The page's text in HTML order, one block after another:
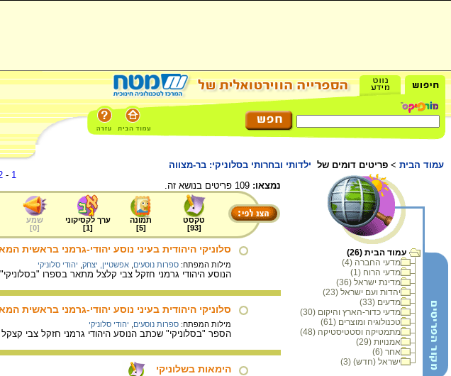
עמוד הבית > פריטים דומים של ילדותי ובחרותי בסלוניקי: בר-מצווה
עמוד הבית (26)
מדעי החברה (4)
מדעי הרוח (1)
מדינת ישראל (36)
יהדות ועם ישראל (23)
מדעים (33)
מדעי כדור-הארץ והיקום (30)
טכנולוגיה ומוצרים (61)
מתמטיקה וסטטיסטיקה (48)
אמנויות (29)
אחר (6)
ישראל (חדש) (3)
1
-
נמצאו:
טקסט
[
93
]
תמונה
[
5
]
ערך לקסיקוני
[
1
]
שמע
[
0
]
סלוניקי היהודית בעיני נוסע יהודי-גרמני בראשית
מילות המפתח: ספרות נוסעים אפשטיין, יצחק יהודי סלוניקי
הנוסע היהודי גרמני חזקל צבי קלצל מתאר בספרו
סלוניקי היהודית בעיני נוסע יהודי-גרמני בראשית
מילות המפתח: ספרות נוסעים יהודי סלוניקי
הספר "בסלוניקי" שכתב הנוסע היהודי גרמני חזקל צבי
הימאות בשלוניקי